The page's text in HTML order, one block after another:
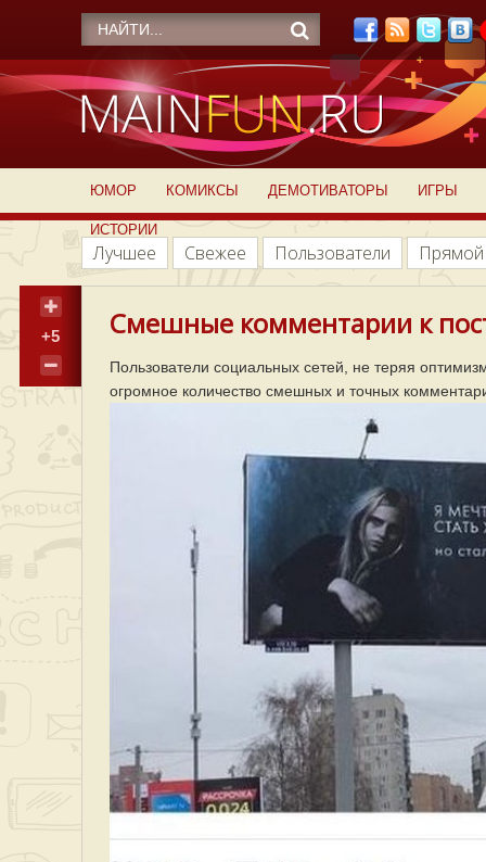
ЮМОР КОМИКСЫ ДЕМОТИВАТОРЫ ИГРЫ
ИСТОРИИ
Лучшее Свежее Пользователи
+5 Смешные комментарии к
Пользователи социальных сетей, не теряя
огромное количество смешных и точных